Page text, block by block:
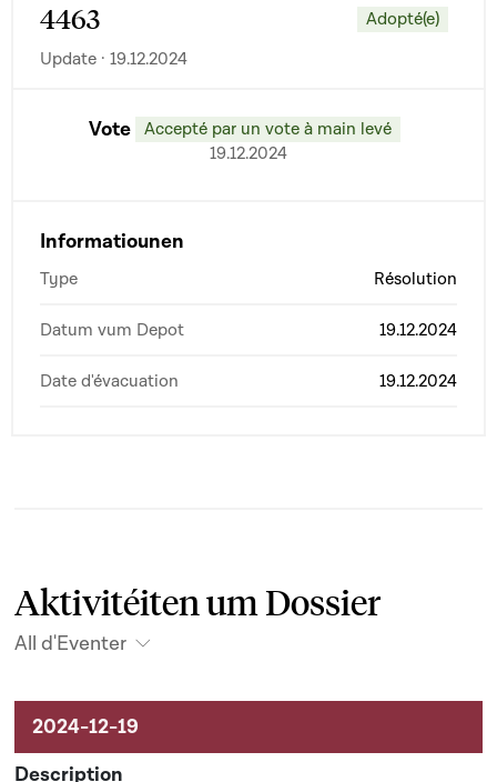
4463
Adopté(e)
Update · 19.12.2024
Vote Accepté par un vote à main levé
19.12.2024
Informatiounen
Type Résolution
Datum vum Depot 19.12.2024
Date d'évacuation 19.12.2024
Aktivitéiten um Dossier
All d'Eventer
Aktivitéiten um Dossier